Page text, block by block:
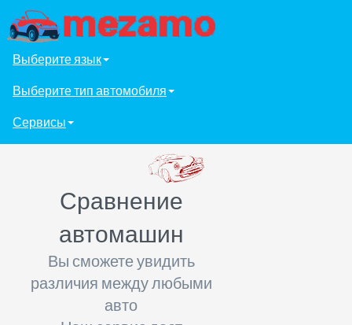
Выберите язык
Выберите тип автомобиля
Сервисы
Сравнение
автомашин
Вы сможете увидить
различия между любыми
авто